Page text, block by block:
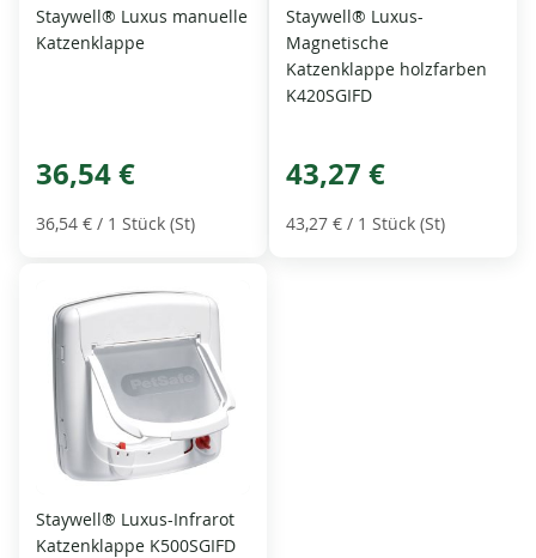
Staywell® Luxus manuelle
Katzenklappe
36,54 €
36,54 € / 1 Stück (St)
Staywell® Luxus-
Magnetische
Katzenklappe holzfarben
K420SGIFD
43,27 €
43,27 € / 1 Stück (St)
Staywell® Luxus-Infrarot
Katzenklappe K500SGIFD